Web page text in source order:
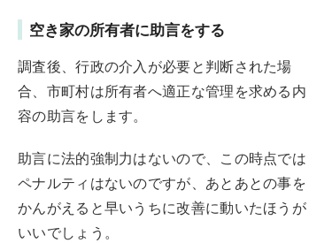
空き家の所有者に助言をする
調査後、行政の介入が必要と判断された場
合、市町村は所有者へ適正な管理を求める内
容の助言をします。
助言に法的強制力はないので、この時点では
ペナルティはないのですが、あとあとの事を
かんがえると早いうちに改善に動いたほうが
いいでしょう。